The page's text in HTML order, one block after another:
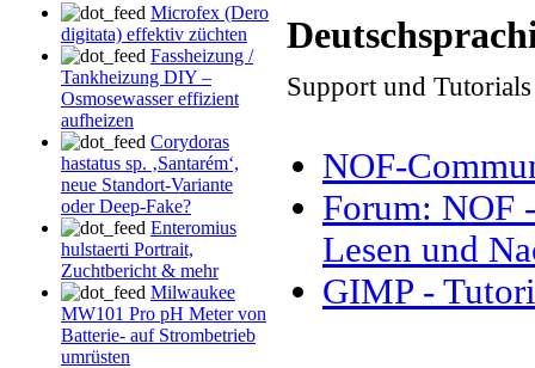
Microfex (Dero
digitata) effektiv züchten
Fassheizung /
Tankheizung DIY –
Osmosewasser effizient
aufheizen
Corydoras
hastatus sp. ‚Santarém‘,
neue Standort-Variante
oder Deep-Fake?
Enteromius
hulstaerti Portrait,
Zuchtbericht & mehr
Milwaukee
MW101 Pro pH Meter von
Batterie- auf Strombetrieb
umrüsten
Support und
NOF-
Forum: NOF
Lesen und
GIMP -